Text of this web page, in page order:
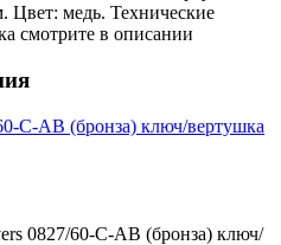
Цвет: медь. Технические
смотрите в описании
0827/60-C-AB (бронза) ключ/